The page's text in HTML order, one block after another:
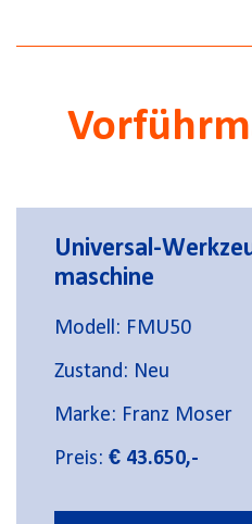
Universal-
maschine
Modell: FMU50
Zustand: Neu
Marke: Franz Moser
Preis: € 43.650,-